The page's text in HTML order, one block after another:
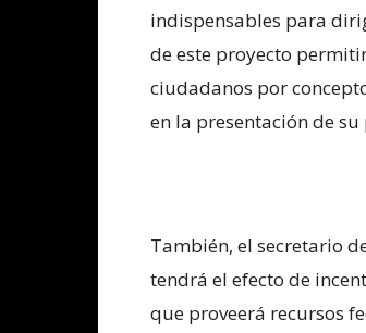
indispensables para
de este proyecto
ciudadanos por
en la presentación de
También, el secretario
tendrá el efecto de
que proveerá recursos